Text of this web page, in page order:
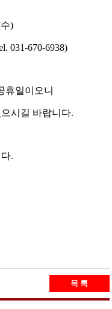
)
031-670-6938)
휴일이오니
시길 바랍니다.
.